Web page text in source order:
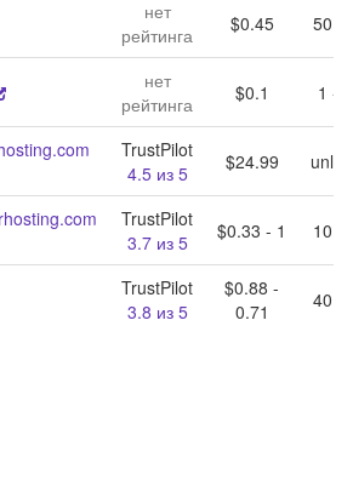
нет
рейтинга
$0.45 50 -
нет
рейтинга
$0.1 1 -
TrustPilot
4.5 из 5
$24.99
TrustPilot
3.7 из 5
$0.33 - 1 10 -
TrustPilot
3.8 из 5
$0.88 -
0.71
40 -